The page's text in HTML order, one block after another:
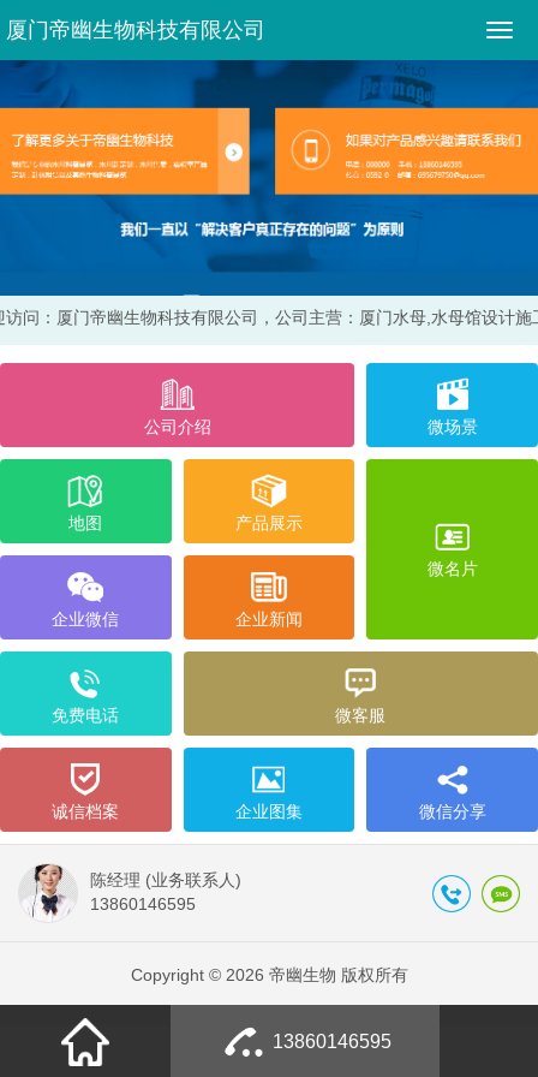
厦门帝幽生物科技有限公司
问：厦门帝幽生物科技有限公司， 公司主营：厦门水母,水母馆设计
公司介绍 微场景
地图 产品展示
微名片
企业微信 企业新闻
免费电话 微客服
诚信档案 企业图集 微信分享
陈经理 (业务联系人)
13860146595
Copyright © 2026 帝幽生物 版权所有
13860146595